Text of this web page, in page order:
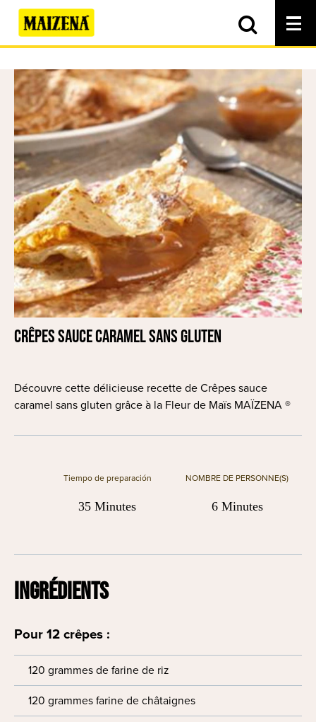
Crêpes sauce caramel sans gluten
Découvre cette délicieuse recette de Crêpes sauce
caramel sans gluten grâce à la Fleur de Maïs MAÏZENA ®
Tiempo de preparación
35 Minutes
NOMBRE DE PERSONNE(S)
6 Minutes
INGRÉDIENTS
Pour 12 crêpes :
120 grammes de farine de riz
120 grammes farine de châtaignes